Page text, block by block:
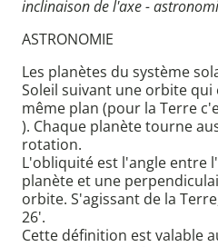
inclinaison de l'axe -
ASTRONOMIE
Les planètes du système
Soleil suivant une orbite qui
même plan (pour la Terre
). Chaque planète tourne
rotation.
L'obliquité est l'angle entre
planète et une
orbite. S'agissant de la
26'.
Cette définition est valable